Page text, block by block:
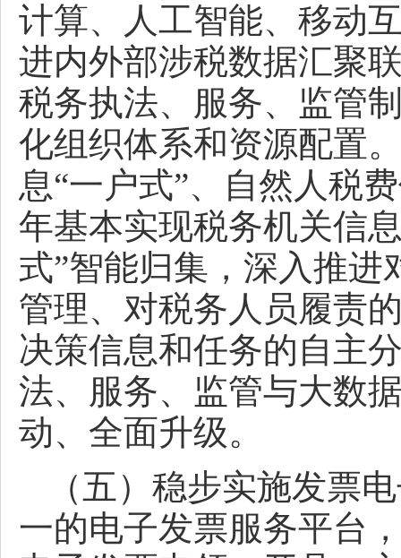
计算、人工智能、移动
进内外部涉税数据汇聚
税务执法、服务、监管
化组织体系和资源配置
息“一户式”、自然人税
年基本实现税务机关信
式”智能归集，深入推
管理、对税务人员履责
决策信息和任务的自主
法、服务、监管与大数
动、全面升级。
（五）稳步实施发票
一的电子发票服务平台